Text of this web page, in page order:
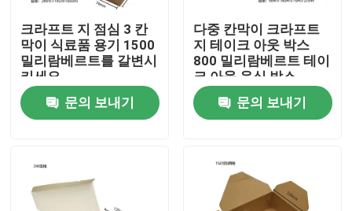
VR 쇼
크라프트 지 점심 3 칸
막이 식료품 용기 1500
밀리람베르트를 갈변시
키세요
문의 보내기
다중 칸막이 크라프트
지 테이크 아웃 박스
800 밀리람베르트 테이
크 아웃 음식 박스
문의 보내기